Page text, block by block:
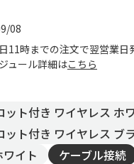
08
11時までの注文で翌営業日
ュール詳細はこちら
ット付き ワイヤレス ホ
ット付き ワイヤレス ブ
イト
ケーブル接続